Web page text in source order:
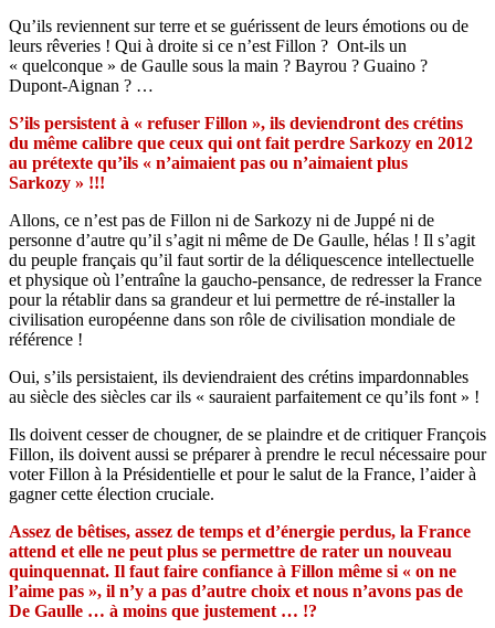
Qu’ils reviennent sur terre et se guérissent de leurs émotions ou de
leurs rêveries ! Qui à droite si ce n’est Fillon ? Ont-ils un
« quelconque » de Gaulle sous la main ? Bayrou ? Guaino ?
Dupont-Aignan ? …
S’ils persistent à « refuser Fillon », ils deviendront des crétins
du même calibre que ceux qui ont fait perdre Sarkozy en 2012
au prétexte qu’ils « n’aimaient pas ou n’aimaient plus
Sarkozy » !!!
Allons, ce n’est pas de Fillon ni de Sarkozy ni de Juppé ni de
personne d’autre qu’il s’agit ni même de De Gaulle, hélas ! Il s’agit
du peuple français qu’il faut sortir de la déliquescence intellectuelle
et physique où l’entraîne la gaucho-pensance, de redresser la France
pour la rétablir dans sa grandeur et lui permettre de ré-installer la
civilisation européenne dans son rôle de civilisation mondiale de
référence !
Oui, s’ils persistaient, ils deviendraient des crétins impardonnables
au siècle des siècles car ils « sauraient parfaitement ce qu’ils font » !
Ils doivent cesser de chougner, de se plaindre et de critiquer François
Fillon, ils doivent aussi se préparer à prendre le recul nécessaire pour
voter Fillon à la Présidentielle et pour le salut de la France, l’aider à
gagner cette élection cruciale.
Assez de bêtises, assez de temps et d’énergie perdus, la France
attend et elle ne peut plus se permettre de rater un nouveau
quinquennat. Il faut faire confiance à Fillon même si « on ne
l’aime pas », il n’y a pas d’autre choix et nous n’avons pas de
De Gaulle … à moins que justement … !?